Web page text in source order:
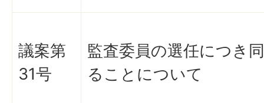
議案第
31号
監査委員の選任につき
ることについて